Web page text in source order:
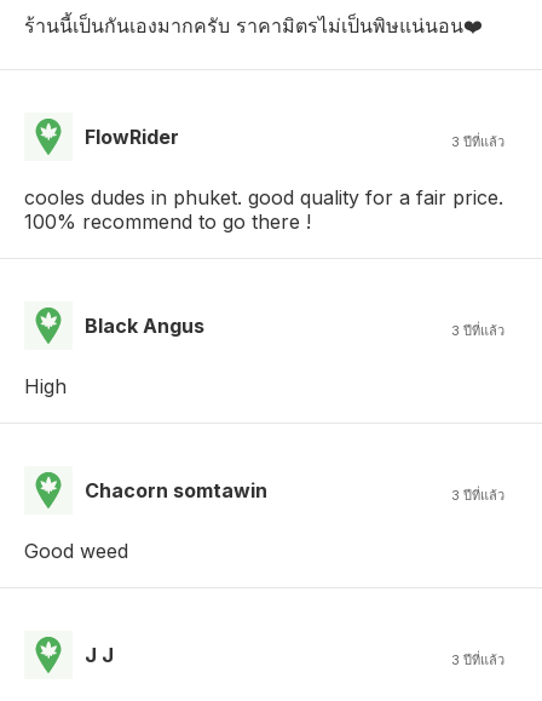
ร้านนี้เป็นกันเองมากครับ ราคามิตรไม่เป็นพิษแน่นอน❤️
FlowRider 3 ปีที่แล้ว
cooles dudes in phuket. good quality for a fair price.
100% recommend to go there !
Black Angus 3 ปีที่แล้ว
High
Chacorn somtawin 3 ปีที่แล้ว
Good weed
J J 3 ปีที่แล้ว